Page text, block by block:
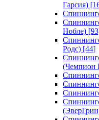
Гарсия)
Нобле)
Родс) [44]
(Чемпион